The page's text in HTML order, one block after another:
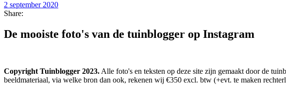
2 september 2020
Share:
De mooiste foto's van de tuinblogger op Instagram
Copyright Tuinblogger 2023. Alle foto's en teksten op deze site zijn gemaakt door de
beeldmateriaal, via welke bron dan ook, rekenen wij €350 excl. btw (+evt. te maken